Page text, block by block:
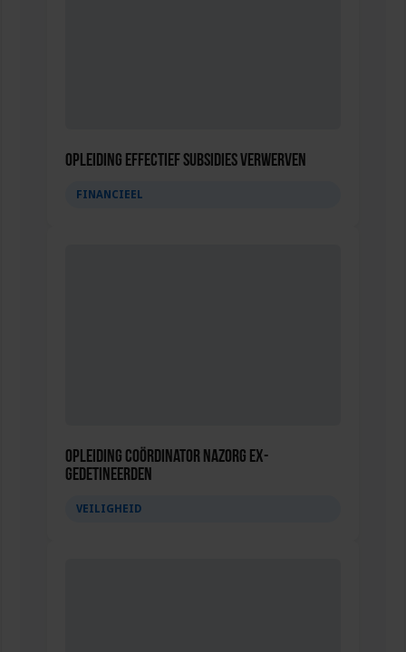
Opleiding Effectief subsidies verwerven
FINANCIEEL
Opleiding Coördinator nazorg ex-
gedetineerden
VEILIGHEID